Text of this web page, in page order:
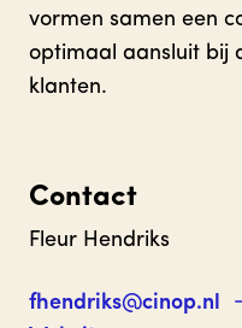
vormen samen een
optimaal aansluit bij
klanten.
Contact
Fleur Hendriks
fhendriks@cinop.nl